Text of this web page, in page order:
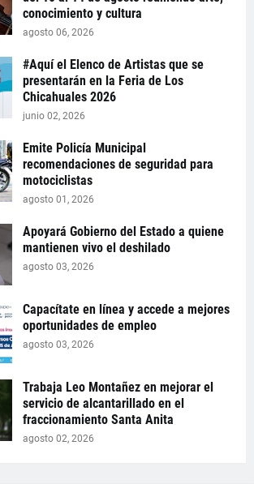
conocimiento y cultura
agosto 06, 2026
#Aquí el Elenco de Artistas que se
presentarán en la Feria de Los
Chicahuales 2026
junio 02, 2026
Emite Policía Municipal
recomendaciones de seguridad para
motociclistas
agosto 01, 2026
Apoyará Gobierno del Estado a quiene
mantienen vivo el deshilado
agosto 03, 2026
Capacítate en línea y accede a mejores
oportunidades de empleo
agosto 03, 2026
Trabaja Leo Montañez en mejorar el
servicio de alcantarillado en el
fraccionamiento Santa Anita
agosto 02, 2026